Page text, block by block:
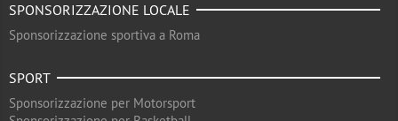
SPONSORIZZAZIONE LOCALE
Sponsorizzazione sportiva a Roma
SPORT
Sponsorizzazione per Motorsport